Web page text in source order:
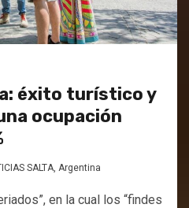
éxito turístico y
ocupación
SALTA, Argentina
en la cual los “findes